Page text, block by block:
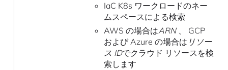
IaC K8s ワークロードのネー
ムスペースによる検索
AWS の場合はARN、 GCP
および Azure の場合は リソー
ス IDでクラウド リソースを検
索します